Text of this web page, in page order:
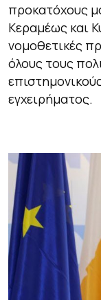
προκατόχους
Κεραμέως και
νομοθετικές
όλους τους
εγχειρήματος.